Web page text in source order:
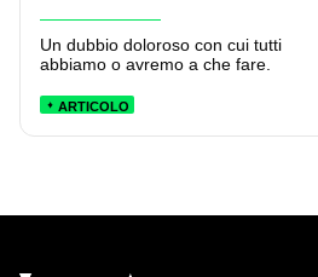
Un dubbio doloroso con cui tutti
abbiamo o avremo a che fare.
ARTICOLO